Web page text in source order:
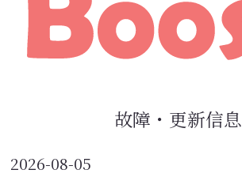
故障・更新信息
2026-08-05